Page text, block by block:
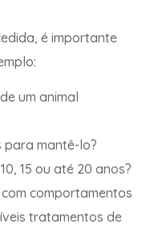
é importante
um animal
para mantê-lo?
15 ou até 20 anos?
comportamentos
tratamentos de